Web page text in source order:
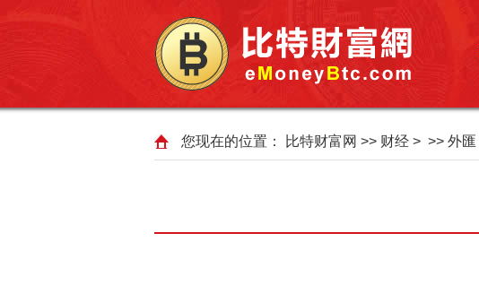
您现在的位置： 比特财富网 >> 财经 > >> 外匯